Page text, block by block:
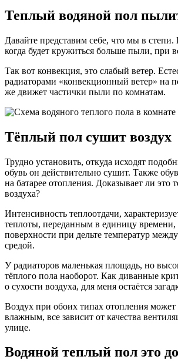
Теплый водяной пол
Давайте представим себе, что мы в степи.
когда будет кружиться больше пыли, при
Так вот конвекция, это слабый ветер.
радиаторами «конвекционный ветер» на
же движет частички пыли по комнатам.
Тёплый пол сушит воздух
Трудно установить, откуда исходят
обувь он действительно сушит. Также
на батарее отопления. Доказывает ли это
воздуха?
Интенсивность теплоотдачи,
теплоты, переданным в единицу времени,
поверхности при дельте температур
средой.
У радиаторов маленькая площадь, но
тёплого пола наоборот. Как диванные
о сухости воздуха, для меня остаётся
Воздух при обоих типах отопления
влажным, все зависит от качества
улице.
Водяной теплый пол это